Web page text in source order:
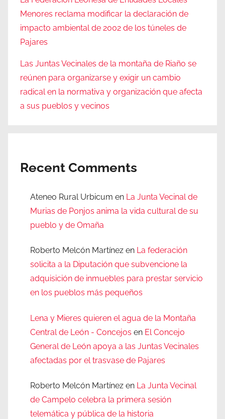
Menores reclama modificar la declaración de
impacto ambiental de 2002 de los túneles de
Pajares
Las Juntas Vecinales de la montaña de Riaño se
reúnen para organizarse y exigir un cambio
radical en la normativa y organización que afecta
a sus pueblos y vecinos
Recent Comments
Ateneo Rural Urbicum en La Junta Vecinal de
Murias de Ponjos anima la vida cultural de su
pueblo y de Omaña
Roberto Melcón Martínez en La federación
solicita a la Diputación que subvencione la
adquisición de inmuebles para prestar servicio
en los pueblos más pequeños
Lena y Mieres quieren el agua de la Montaña
Central de León - Concejos en El Concejo
General de León apoya a las Juntas Vecinales
afectadas por el trasvase de Pajares
Roberto Melcón Martínez en La Junta Vecinal
de Campelo celebra la primera sesión
telemática y pública de la historia